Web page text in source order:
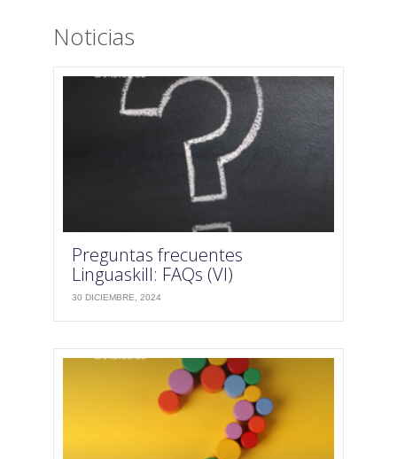
Noticias
Preguntas frecuentes
Linguaskill: FAQs (VI)
30 DICIEMBRE, 2024